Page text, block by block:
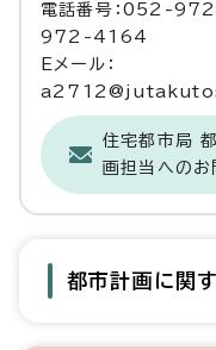
電話番号：052-
972-4164
Eメール：
住宅都市局
画担当へのお
都市計画に関